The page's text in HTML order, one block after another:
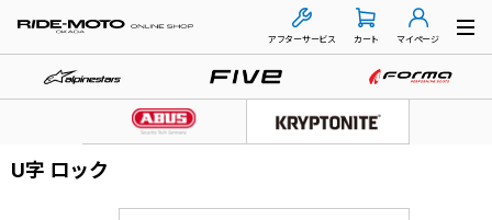
アフターサービス カート マイページ
U字 ロック